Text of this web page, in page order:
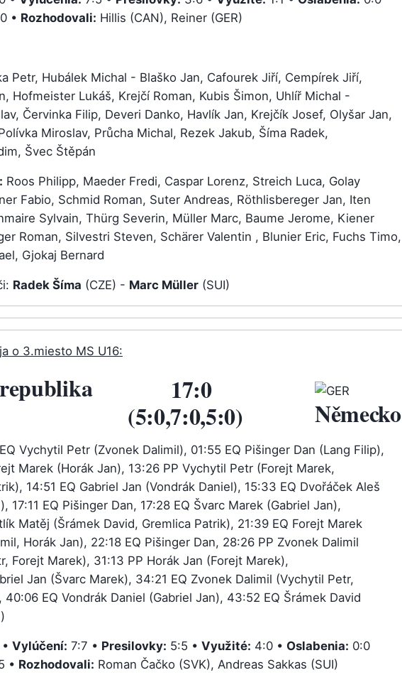
• Rozhodovali: Hillis (CAN), Reiner (GER)
Petr, Hubálek Michal - Blaško Jan, Cafourek Jiří, Cempírek Jiří,
Hofmeister Lukáš, Krejčí Roman, Kubis Šimon, Uhlíř Michal -
Červinka Filip, Deveri Danko, Havlík Jan, Krejčík Josef, Olyšar Jan,
Miroslav, Průcha Michal, Rezek Jakub, Šíma Radek,
Švec Štěpán
Roos Philipp, Maeder Fredi, Caspar Lorenz, Streich Luca, Golay
Fabio, Schmid Roman, Suter Andreas, Röthlisbereger Jan, Iten
Sylvain, Thürg Severin, Müller Marc, Baume Jerome, Kiener
Roman, Silvestri Steven, Schärer Valentin , Blunier Eric, Fuchs Timo,
Gjokaj Bernard
Radek Šíma (CZE) - Marc Müller (SUI)
o 3.miesto MS U16:
17:0
(5:0,7:0,5:0)
Německo
Vychytil Petr (Zvonek Dalimil), 01:55 EQ Pišinger Dan (Lang Filip),
Marek (Horák Jan), 13:26 PP Vychytil Petr (Forejt Marek,
14:51 EQ Gabriel Jan (Vondrák Daniel), 15:33 EQ Dvořáček Aleš
17:11 EQ Pišinger Dan, 17:28 EQ Švarc Marek (Gabriel Jan),
Matěj (Šrámek David, Gremlica Patrik), 21:39 EQ Forejt Marek
Horák Jan), 22:18 EQ Pišinger Dan, 28:26 PP Zvonek Dalimil
Forejt Marek), 31:13 PP Horák Jan (Forejt Marek),
Jan (Švarc Marek), 34:21 EQ Zvonek Dalimil (Vychytil Petr,
40:06 EQ Vondrák Daniel (Gabriel Jan), 43:52 EQ Šrámek David
Vylúčení: 7:7 • Presilovky: 5:5 • Využité: 4:0 • Oslabenia: 0:0
• Rozhodovali: Roman Čačko (SVK), Andreas Sakkas (SUI)